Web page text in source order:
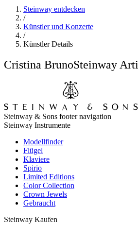
Steinway entdecken
/
Künstler und Konzerte
/
Künstler Details
Cristina BrunoSteinway
Steinway & Sons footer navigation
Steinway Instrumente
Modellfinder
Flügel
Klaviere
Spirio
Limited Editions
Color Collection
Crown Jewels
Gebraucht
Steinway Kaufen